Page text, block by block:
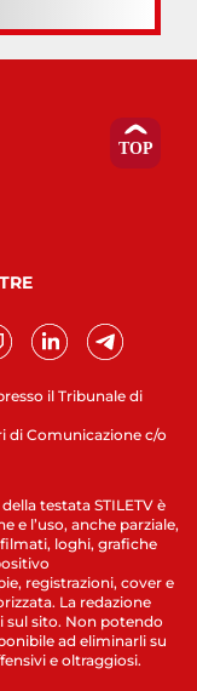
il Tribunale di
di Comunicazione c/o
testata STILETV è
e l’uso, anche parziale,
loghi, grafiche
registrazioni, cover e
La redazione
sul sito. Non potendo
ad eliminarli su
e oltraggiosi.